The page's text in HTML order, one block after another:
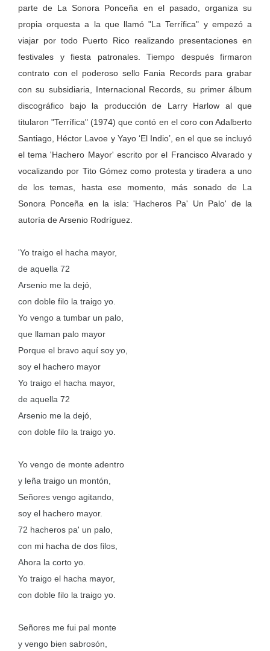
parte de La Sonora Ponceña en el pasado, organiza su
propia orquesta a la que llamó "La Terrífica" y empezó a
viajar por todo Puerto Rico realizando presentaciones en
festivales y fiesta patronales. Tiempo después firmaron
contrato con el poderoso sello Fania Records para grabar
con su subsidiaria, Internacional Records, su primer álbum
discográfico bajo la producción de Larry Harlow al que
titularon "Terrífica" (1974) que contó en el coro con Adalberto
Santiago, Héctor Lavoe y Yayo ‘El Indio’, en el que se incluyó
el tema 'Hachero Mayor' escrito por el Francisco Alvarado y
vocalizando por Tito Gómez como protesta y tiradera a uno
de los temas, hasta ese momento, más sonado de La
Sonora Ponceña en la isla: 'Hacheros Pa' Un Palo' de la
autoría de Arsenio Rodríguez.
'Yo traigo el hacha mayor,
de aquella 72
Arsenio me la dejó,
con doble filo la traigo yo.
Yo vengo a tumbar un palo,
que llaman palo mayor
Porque el bravo aquí soy yo,
soy el hachero mayor
Yo traigo el hacha mayor,
de aquella 72
Arsenio me la dejó,
con doble filo la traigo yo.
Yo vengo de monte adentro
y leña traigo un montón,
Señores vengo agitando,
soy el hachero mayor.
72 hacheros pa' un palo,
con mi hacha de dos filos,
Ahora la corto yo.
Yo traigo el hacha mayor,
con doble filo la traigo yo.
Señores me fui pal monte
y vengo bien sabrosón,